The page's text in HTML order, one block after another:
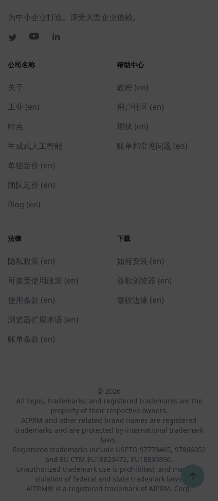
为中小企业打造。深受大型企业信赖。
公司名称
关于
工业 (en)
特点
生成式人工智能
单独定价 (en)
团队定价 (en)
Blog (en)
帮助中心
教程 (en)
用户社区 (en)
现状 (en)
账单和常见问题 (en)
法律
隐私政策 (en)
可接受使用政策 (en)
使用条款 (en)
浏览器扩展术语 (en)
账单条款 (en)
下载
如何安装 (en)
谷歌浏览器 (en)
微软边缘 (en)
© 2026
All logos, trademarks, and registered trademarks are the
property of their respective owners.
AIPRM and other related brand names are registered
trademarks and are protected by international trademark
laws.
Registered trademarks include USPTO 97778465, 97866052
and EU CTM EU18823472, EU18830896.
Unauthorized trademark use is prohibited, and may be a
violation of federal and state trademark laws.
AIPRM® is a registered trademark of AIPRM, Corp.
↑